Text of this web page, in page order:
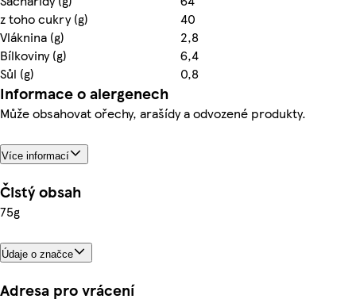
z toho cukry (g)
40
Vláknina (g)
2,8
Bílkoviny (g)
6,4
Sůl (g)
0,8
Informace o alergenech
Může obsahovat ořechy, arašídy a odvozené produkty.
Více informací
Čistý obsah
75g
Údaje o značce
Adresa pro vrácení